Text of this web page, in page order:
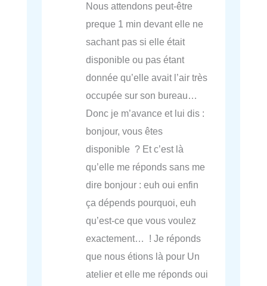
Nous attendons peut-être
preque 1 min devant elle ne
sachant pas si elle était
disponible ou pas étant
donnée qu’elle avait l’air très
occupée sur son bureau…
Donc je m’avance et lui dis :
bonjour, vous êtes
disponible ? Et c’est là
qu’elle me réponds sans me
dire bonjour : euh oui enfin
ça dépends pourquoi, euh
qu’est-ce que vous voulez
exactement… ! Je réponds
que nous étions là pour Un
atelier et elle me réponds oui